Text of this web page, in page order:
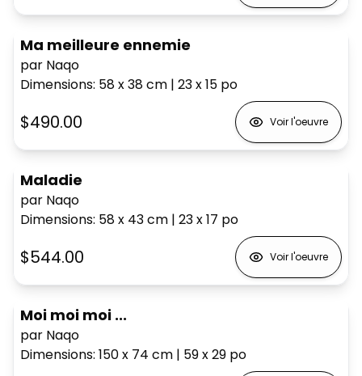
Ma meilleure ennemie
par Naqo
Dimensions: 58 x 38cm | 23 x 15 po
$490.00 Voir l'oeuvre
Maladie
par Naqo
Dimensions: 58 x 43cm | 23 x 17 po
$544.00 Voir l'oeuvre
Moi moi moi ...
par Naqo
Dimensions: 150 x 74 cm | 59 x 29 po